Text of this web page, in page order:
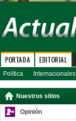
PORTADA EDITORIAL
Política Internacionales
Nuestros sitios
Opinión